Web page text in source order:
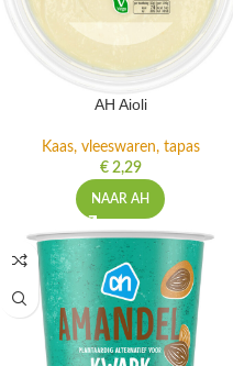
AH Aioli
Kaas, vleeswaren, tapas
€2,29
NAAR AH